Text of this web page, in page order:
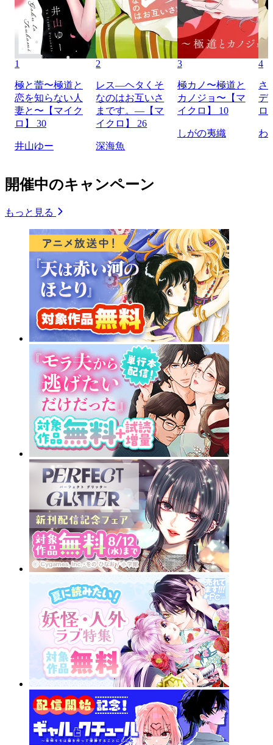
1
極と蕾〜極道と
恋を知らない人
妻と〜【マイク
ロ】 30
井山ゆー
2
レス―ヘタくそ
なのはお互いさ
まです。―【マ
イクロ】 26
深海魚
3
極カノ〜極道と
カノジョ〜【マ
イクロ】 10
しがの夷織
4
さ
デ
ロ
わ
開催中のキャンペーン
もっと見る